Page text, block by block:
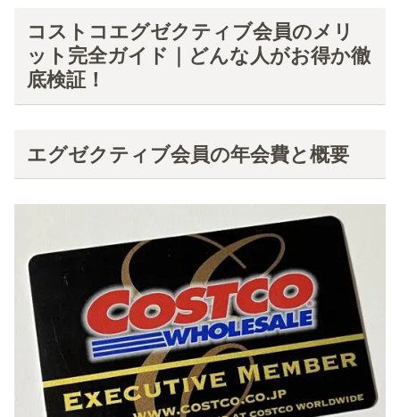
コストコエグゼクティブ会員のメリ
ット完全ガイド｜どんな人がお得か徹
底検証！
エグゼクティブ会員の年会費と概要